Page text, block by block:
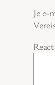
Je e-